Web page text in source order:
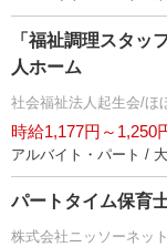
「福祉調理スタッ
人ホーム
社会福祉法人起生会/ほ
時給1,177円～1,250
アルバイト・パート /
パートタイム保育
株式会社ニッソーネット